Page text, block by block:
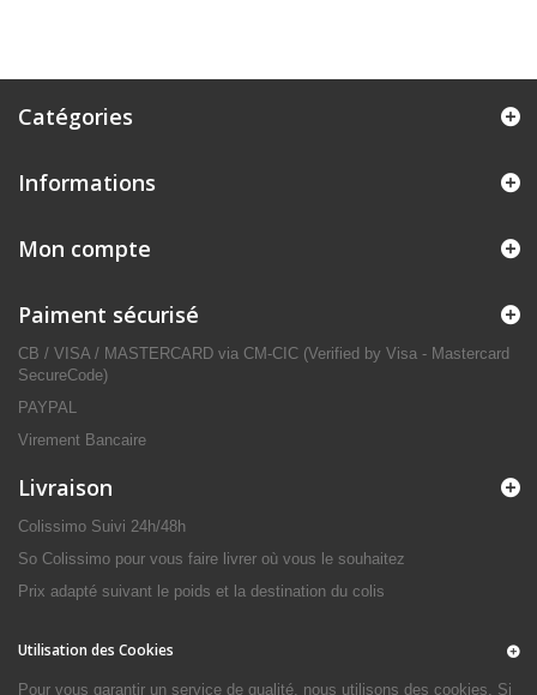
Catégories
Informations
Mon compte
Paiment sécurisé
CB / VISA / MASTERCARD via CM-CIC (Verified by Visa - Mastercard
SecureCode)
PAYPAL
Virement Bancaire
Livraison
Colissimo Suivi 24h/48h
So Colissimo pour vous faire livrer où vous le souhaitez
Prix adapté suivant le poids et la destination du colis
Utilisation des Cookies
Pour vous garantir un service de qualité, nous utilisons des cookies. Si